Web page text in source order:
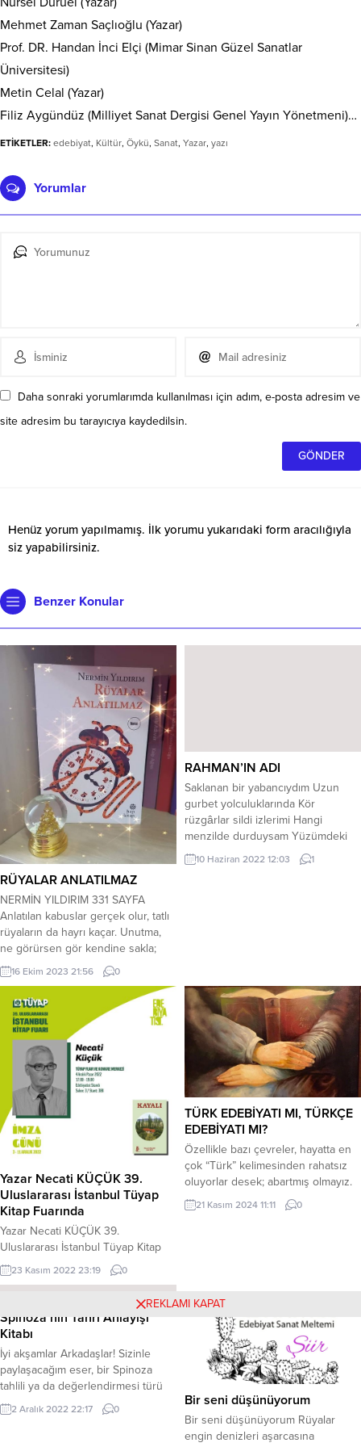
Mehmet Zaman Saçlıoğlu (Yazar)
Prof. DR. Handan İnci Elçi (Mimar Sinan Güzel Sanatlar
Üniversitesi)
Metin Celal (Yazar)
Filiz Aygündüz (Milliyet Sanat Dergisi Genel Yayın Yönetmeni)…
ETİKETLER: edebiyat, Kültür, Öykü, Sanat, Yazar, yazı
Yorumlar
Daha sonraki yorumlarımda kullanılması için adım, e-posta adresim ve
site adresim bu tarayıcıya kaydedilsin.
Henüz yorum yapılmamış. İlk yorumu yukarıdaki form aracılığıyla
siz yapabilirsiniz.
Benzer Konular
RÜYALAR ANLATILMAZ
NERMİN YILDIRIM 331 SAYFA
Anlatılan kabuslar gerçek olur, tatlı
rüyaların da hayrı kaçar. Unutma,
ne görürsen gör kendine sakla;
rüyalar anlatılmaz. Sevgili Gülsan ile
güzel bir ortak okumanın sonuna
geldik. Heyecanla, merakla okuduk
kitabımızı. Sonrasında yaptığımız
sohbetle de harika bir anı eklemiş
olduk hayat defterimize. Eşlik
ettiğin için çok teşekkür...
16 Ekim 2023 21:56 0
RAHMAN’IN ADI
Saklanan bir yabancıydım Uzun
gurbet yolculuklarında Kör
rüzgârlar sildi izlerimi Hangi
menzilde durduysam Yüzümdeki
talan Gizleyemedi beni Yalınayak
düşüncelerle yürüdüm Nal
10 Haziran 2022 12:03 1
Yazar Necati KÜÇÜK 39.
Uluslararası İstanbul Tüyap
Kitap Fuarında
Yazar Necati KÜÇÜK 39.
Uluslararası İstanbul Tüyap Kitap
Fuarında Tüm gönül dostlarımı imza
günüme bekliyorum. Sevgilerimle
23 Kasım 2022 23:19 0
TÜRK EDEBİYATI MI, TÜRKÇE
EDEBİYATI MI?
Özellikle bazı çevreler, hayatta en
çok “Türk” kelimesinden rahatsız
oluyorlar desek; abartmış olmayız.
Yazılarında, konuşmalarında her
zaman sosyolojik ne kültürel
dolayı yerli yerinde kullanmıyorlar.
Bunlardan bazılarını şöyle
sıralayabiliriz: 1960´lı yılların başında
Batı...
21 Kasım 2024 11:11 0
Spinoza’nın Tanrı Anlayışı
Kitabı
İyi akşamlar Arkadaşlar! Sizinle
paylaşacağım eser, bir Spinoza
tahlili ya da değerlendirmesi türü
bir eser. Hem güvendiğim bir
yayınevinden ve hem de güçlü bir
2 Aralık 2022 22:17 0
Bir seni düşünüyorum
Bir seni düşünüyorum Rüyalar
engin denizleri aşarcasına
REKLAMI KAPAT